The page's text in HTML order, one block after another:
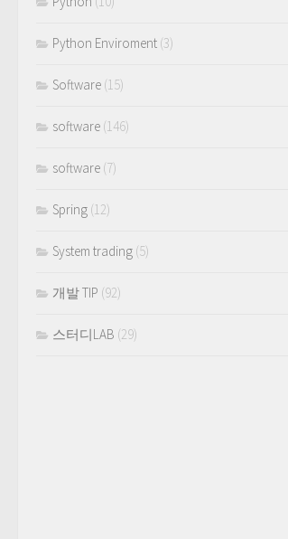
Python Enviroment (3)
Software (15)
software (146)
software (7)
Spring (12)
System trading (5)
개발 TIP (92)
스터디LAB (29)